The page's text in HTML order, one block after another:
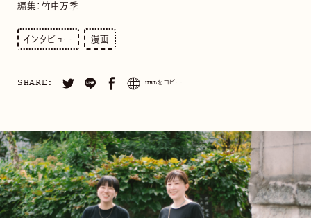
編集：竹中万季
インタビュー 漫画
SHARE: URLをコピー